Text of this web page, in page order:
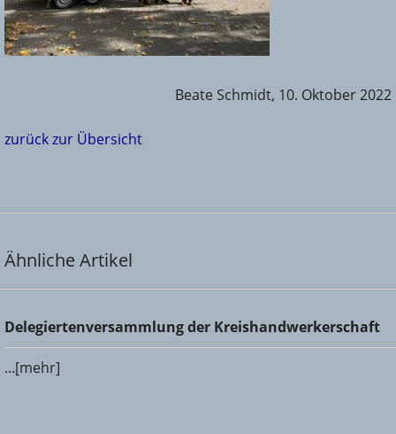
Beate Schmidt, 10. Oktober 2022
zurück zur Übersicht
Ähnliche Artikel
Delegiertenversammlung der Kreishandwerkerschaft
Delegiertenversammlung der Kreishandwerkerschaft
...[mehr]